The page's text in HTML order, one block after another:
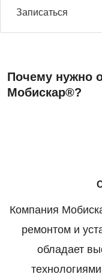
Записаться
Почему нужно
Мобискар®?
Компания
ремонтом и
обладает